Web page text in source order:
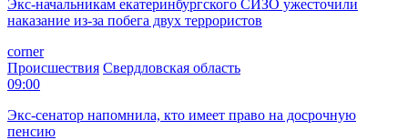
Экс-начальникам екатеринбургского СИЗО ужесточили
наказание из-за побега двух террористов
corner
Происшествия Свердловская область
09:00
Экс-сенатор напомнила, кто имеет право на досрочную
пенсию